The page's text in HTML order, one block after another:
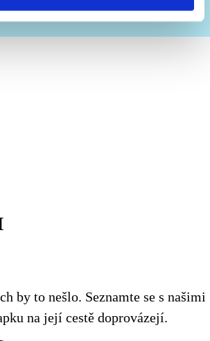
by to nešlo. Seznamte se s našimi
na její cestě doprovázejí.